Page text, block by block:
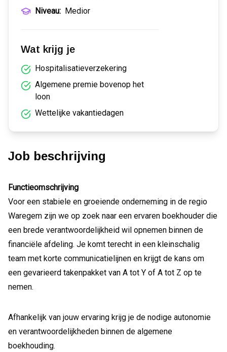
Niveau: Medior
Wat krijg je
Hospitalisatieverzekering
Algemene premie bovenop het
loon
Wettelijke vakantiedagen
Job beschrijving
Functieomschrijving
Voor een stabiele en groeiende onderneming in de regio
Waregem zijn we op zoek naar een ervaren boekhouder die
een brede verantwoordelijkheid wil opnemen binnen de
financiële afdeling. Je komt terecht in een kleinschalig
team met korte communicatielijnen en krijgt de kans om
een gevarieerd takenpakket van A tot Y of A tot Z op te
nemen.
Afhankelijk van jouw ervaring krijg je de nodige autonomie
en verantwoordelijkheden binnen de algemene
boekhouding.